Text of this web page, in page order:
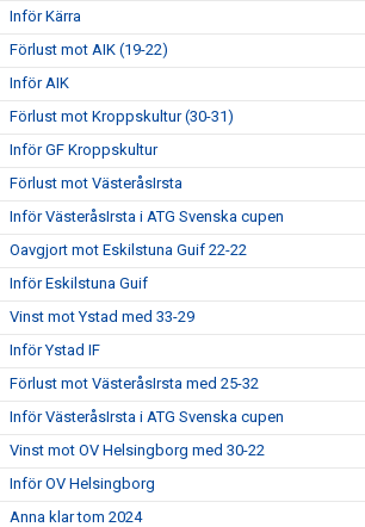
Inför Kärra
Förlust mot AIK (19-22)
Inför AIK
Förlust mot Kroppskultur (30-31)
Inför GF Kroppskultur
Förlust mot VästeråsIrsta
Inför VästeråsIrsta i ATG Svenska cupen
Oavgjort mot Eskilstuna Guif 22-22
Inför Eskilstuna Guif
Vinst mot Ystad med 33-29
Inför Ystad IF
Förlust mot VästeråsIrsta med 25-32
Inför VästeråsIrsta i ATG Svenska cupen
Vinst mot OV Helsingborg med 30-22
Inför OV Helsingborg
Anna klar tom 2024